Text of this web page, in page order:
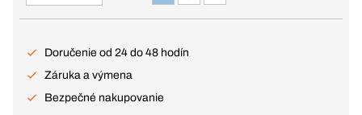
Doručenie od 24 do 48 hodín
Záruka a výmena
Bezpečné nakupovanie